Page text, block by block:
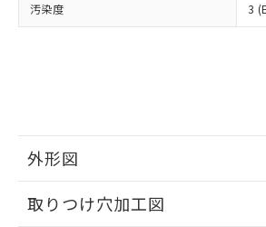
汚染度 3
外形図
取りつけ穴加工図
お客様が当ウェブサイト
指します。
※3 非含有証明書ダウンロ
51物質の非含有証明書（当社基
※本証明書は発行日時点で非含
るもので、過去に遡って非含有
ものではありません。
また、RoHS指令のフタル酸エ